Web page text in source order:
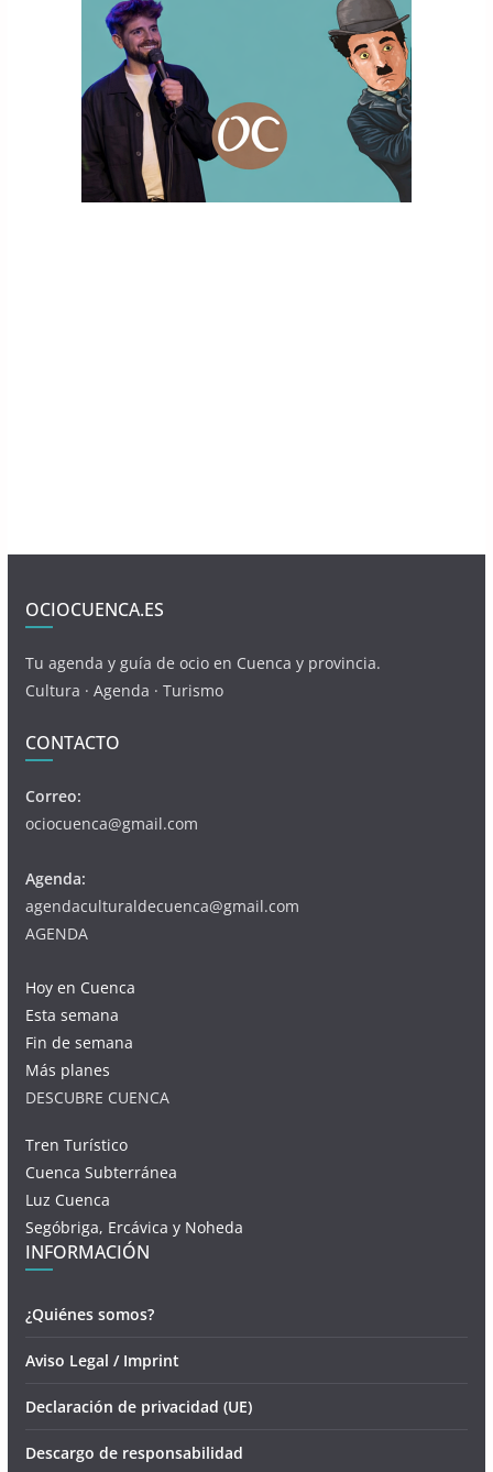
OCIOCUENCA.ES
Tu agenda y guía de ocio en Cuenca y provincia.
Cultura · Agenda · Turismo
CONTACTO
Correo:
ociocuenca@gmail.com
Agenda:
agendaculturaldecuenca@gmail.com
AGENDA
Hoy en Cuenca
Esta semana
Fin de semana
Más planes
DESCUBRE CUENCA
Tren Turístico
Cuenca Subterránea
Luz Cuenca
Segóbriga, Ercávica y Noheda
INFORMACIÓN
¿Quiénes somos?
Aviso Legal / Imprint
Declaración de privacidad (UE)
Descargo de responsabilidad